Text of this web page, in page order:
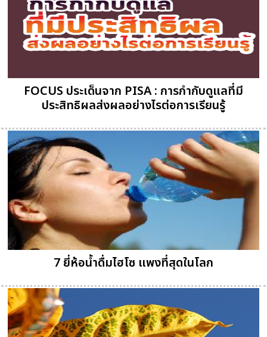
FOCUS ประเด็นจาก PISA : การกำกับดูแลที่มี
ประสิทธิผลส่งผลอย่างไรต่อการเรียนรู้
7 ยี่ห้อน้ำดื่มไฮโซ แพงที่สุดในโลก